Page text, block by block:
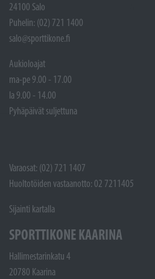
24100 Salo
Puhelin: (02) 721 1400
salo@sporttikone.fi
Aukioloajat
ma-pe 9.00 - 17.00
la 9.00 - 14.00
Pyhäpäivät suljettuna
Varaosat: (02) 721 1407
Huoltotöiden vastaanotto: 02 7211405
Sijainti kartalla
SPORTTIKONE KAARINA
Hallimestarinkatu 4
20780 Kaarina